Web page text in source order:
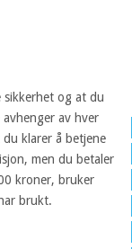
sikkerhet og at du
av hver
klarer å betjene
men du betaler
kroner, bruker
brukt.